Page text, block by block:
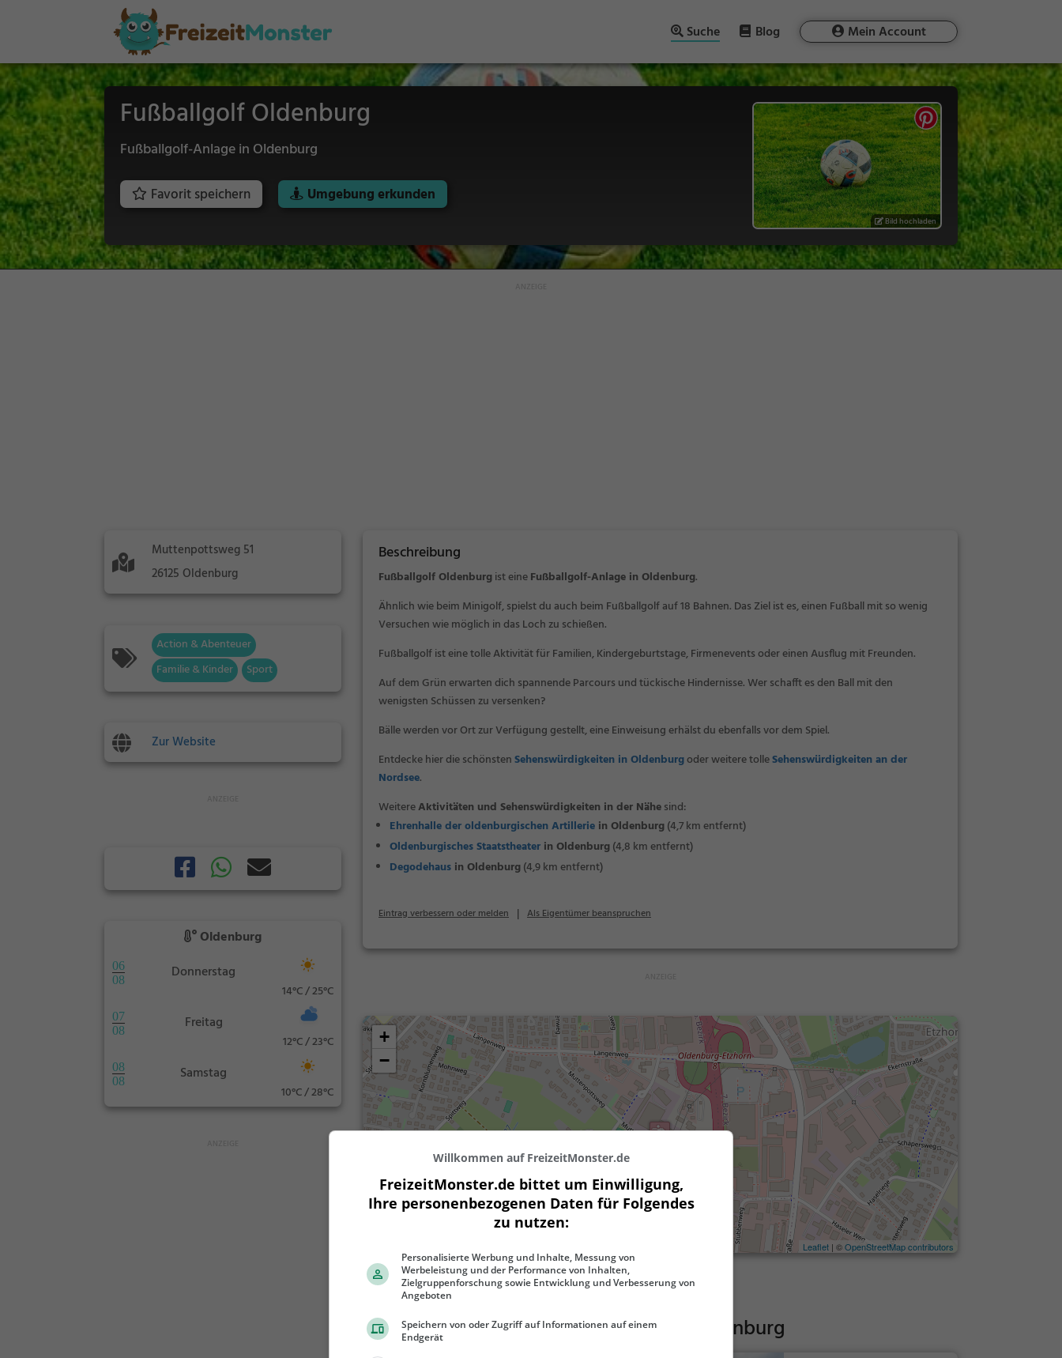
Suche Blog Mein Account
Fußballgolf Oldenburg
Fußballgolf-Anlage in Oldenburg
Favorit speichern Umgebung erkunden
Bild hochladen
Muttenpottsweg 51
26125 Oldenburg
Action & Abenteuer
Familie & Kinder
Sport
Zur Website
Oldenburg
06
08
Donnerstag
14°C / 25°C
07
08
Freitag
12°C / 23°C
08
08
Samstag
10°C / 28°C
Beschreibung
Fußballgolf Oldenburgist eineFußballgolf-Anlage in Oldenburg.
Ähnlich wie beim Minigolf, spielst du auch beim Fußballgolf auf 18 Bahnen. Das Ziel ist es, einen Fußball mit so wenig
Versuchen wie möglich in das Loch zu schießen.
Fußballgolf ist eine tolle Aktivität für Familien, Kindergeburtstage, Firmenevents oder einen Ausflug mit Freunden.
Auf dem Grün erwarten dich spannende Parcours und tückische Hindernisse. Wer schafft es den Ball mit den
wenigsten Schüssen zu versenken?
Bälle werden vor Ort zur Verfügung gestellt, eine Einweisung erhälst du ebenfalls vor dem Spiel.
Entdecke hier die schönstenSehenswürdigkeiten in Oldenburgoder weitere tolleSehenswürdigkeiten an der
Nordsee.
WeitereAktivitäten und Sehenswürdigkeiten in der Nähesind:
Ehrenhalle der oldenburgischen Artillerie in Oldenburg(4,7 km entfernt)
Oldenburgisches Staatstheater in Oldenburg(4,8 km entfernt)
Degodehaus in Oldenburg(4,9 km entfernt)
Eintrag verbessern oder melden | Als Eigentümer beanspruchen
+
−
Leaflet | ©OpenStreetMap contributors
Ähnliche Aktivitäten wieFußballgolf Oldenburg
Willkommen auf FreizeitMonster.de
FreizeitMonster.de bittet um Einwilligung,
Ihre personenbezogenen Daten für Folgendes
zu nutzen:
Personalisierte Werbung und Inhalte, Messung von
Werbeleistung und der Performance von Inhalten,
Zielgruppenforschung sowie Entwicklung und Verbesserung von
Angeboten
Speichern von oder Zugriff auf Informationen auf einem
Endgerät